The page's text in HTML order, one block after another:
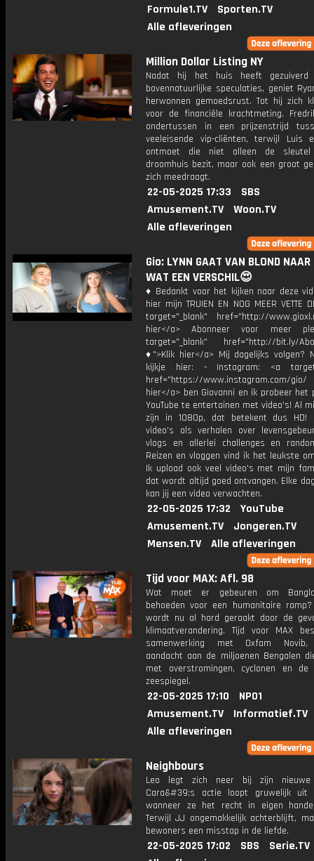
Formule1.TV
Sporten.TV
Alle afleveringen
Million Dollar Listing NY
Nadat hij het huis heeft
bovennatuurlijke speculaties, geniet
herwonnen gemoedsrust. Tot hij zich
voor de financiële krachtmeting.
ondertussen in een prijzenstrijd
veeleisende vip-cliënten, terwijl Luis
ontmoet die niet alleen de
droomhuis bezit, maar ook een groot
zich meedraagt.
22-05-2025 17:33
SBS
Amusement.TV
Woon.TV
Alle afleveringen
Gio: LYNN GAAT VAN BLOND NAAR
WAT EEN VERSCHIL😍
♦ Bedankt voor het kijken naar deze
hier mijn TRUIEN EN NOG MEER VETTE
target="_blank" href="http://
hier</a> Abonneer voor meer
target="_blank" href="http://bit.ly/
♦">Klik hier</a> Mij dagelijks volgen?
kijkje hier: - Instagram: <a
href="https://www.instagram.com/
hier</a> ben Giovanni en ik probeer het
YouTube te entertainen met video's! Al
zijn in 1080p, dat betekent dus HD!
video's als verhalen over
vlogs en allerlei challenges en
Reizen en vloggen vind ik het leukste
Ik upload ook veel video's met mijn
dat wordt altijd goed ontvangen. Elke
kan jij een video verwachten.
22-05-2025 17:32
YouTube
Amusement.TV
Jongeren.TV
Mensen.TV
Alle afleveringen
Tijd voor MAX: Afl. 98
Wat moet er gebeuren om
behoeden voor een humanitaire
wordt nu al hard geraakt door de
klimaatverandering. Tijd voor MAX
samenwerking met Oxfam Novib,
aandacht aan de miljoenen Bengalen
met overstromingen, cyclonen en de
zeespiegel.
22-05-2025 17:10
NPO1
Amusement.TV
Informatief.TV
Alle afleveringen
Neighbours
Leo legt zich neer bij zijn nieuwe
Cara&#39;s actie loopt gruwelijk uit
wanneer ze het recht in eigen
Terwijl JJ ongemakkelijk achterblijft,
bewoners een misstap in de liefde.
22-05-2025 17:02 SBS
Serie.TV